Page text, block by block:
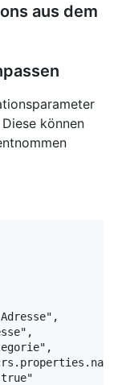
aus dem
können